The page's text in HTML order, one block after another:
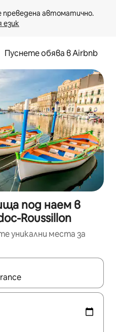
език
Пуснете обява в Airbnb
под наем в
Roussillon
уникални места за
използвайте